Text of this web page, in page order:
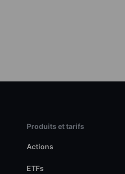
Produits et tarifs
Actions
ETFs